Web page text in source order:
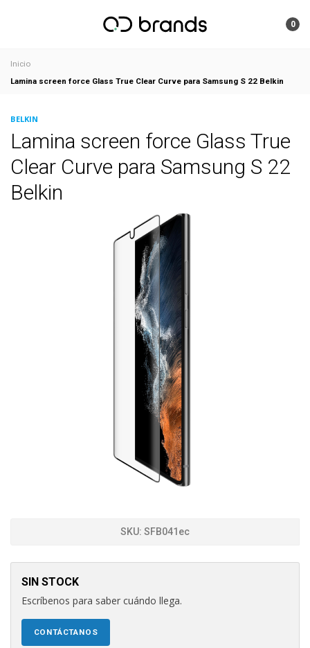
0
Inicio
Lamina screen force Glass True Clear Curve para Samsung S 22 Belkin
BELKIN
Lamina screen force Glass True
Clear Curve para Samsung S 22
Belkin
SKU: SFB041ec
SIN STOCK
Escríbenos para saber cuándo llega.
CONTÁCTANOS